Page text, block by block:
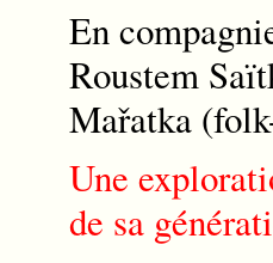
En
Roustem
Mařatka
Une
de sa